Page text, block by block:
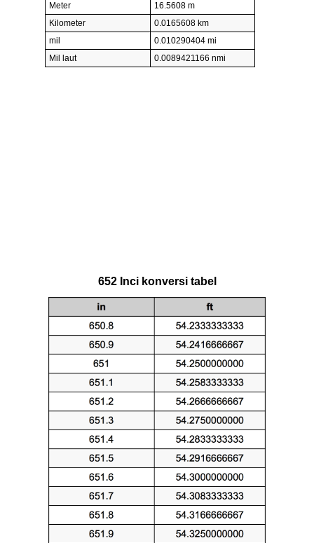
Meter
16.5608 m
Kilometer
0.0165608 km
mil
0.010290404 mi
Mil laut
0.0089421166 nmi
652 Inci konversi tabel